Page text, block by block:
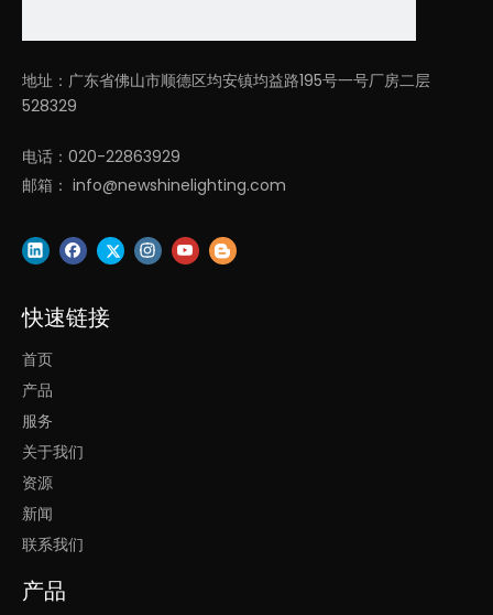
欢迎了解我们：
1. 凌轩照明专注LED建筑照明多年，研发和销售团队从事照明平均
超过10年！
3. 快速解决方案提供商，一小时内快速报价，2-4周内快速交货！
4. 基于创新设计和定位优势供应链的高性价比。
天花板圆形灯
办公室照明圆形
地址：广东省佛山市顺德区均安镇均益路195号一号厂房二层
528329
电话：020-22863929
邮箱： info@newshinelighting.com
快速链接
首页
产品
服务
关于我们
资源
新闻
联系我们
产品